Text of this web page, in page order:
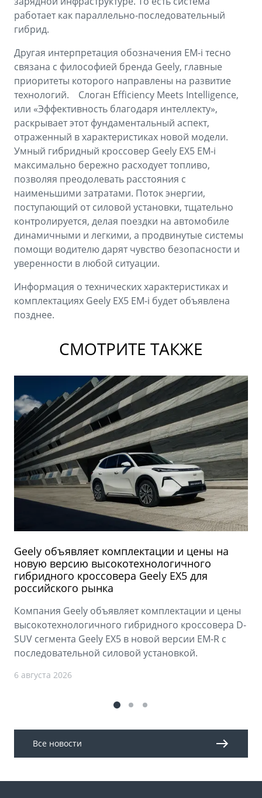
работает как параллельно-последовательный
гибрид.
Другая интерпретация обозначения EM-i тесно
связана с философией бренда Geely, главные
приоритеты которого направлены на развитие
технологий. Слоган Efficiency Meets Intelligence,
или «Эффективность благодаря интеллекту»,
раскрывает этот фундаментальный аспект,
отраженный в характеристиках новой модели.
Умный гибридный кроссовер Geely EX5 EM-i
максимально бережно расходует топливо,
позволяя преодолевать расстояния с
наименьшими затратами. Поток энергии,
поступающий от силовой установки, тщательно
контролируется, делая поездки на автомобиле
динамичными и легкими, а продвинутые системы
помощи водителю дарят чувство безопасности и
уверенности в любой ситуации.
Информация о технических характеристиках и
комплектациях Geely EX5 EM-i будет объявлена
позднее.
СМОТРИТЕ ТАКЖЕ
Geely объявляет комплектации и цены на
новую версию высокотехнологичного
гибридного кроссовера Geely EX5 для
российского рынка
Компания Geely объявляет комплектации и цены
высокотехнологичного гибридного кроссовера D-
SUV сегмента Geely EX5 в новой версии EM-R с
последовательной силовой установкой.
6 августа 2026
Все новости